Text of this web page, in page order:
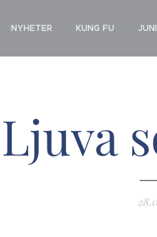
NYHETER KUNG FU
Ljuva